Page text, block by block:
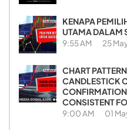
KENAPA
UTAMA DALAM
9:55 AM 25
CHART
CANDLESTICK
CONSISTENT
9:00 AM 01